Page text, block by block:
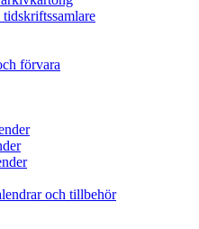
förvara
och tillbehör